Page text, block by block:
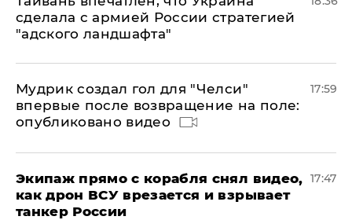
сделала с армией России стратегией
"адского ландшафта"
Мудрик создал гол для "Челси"
впервые после возвращение на поле:
опубликовано видео
17:59
Экипаж прямо с корабля снял видео,
как дрон ВСУ врезается и взрывает
танкер России
17:47